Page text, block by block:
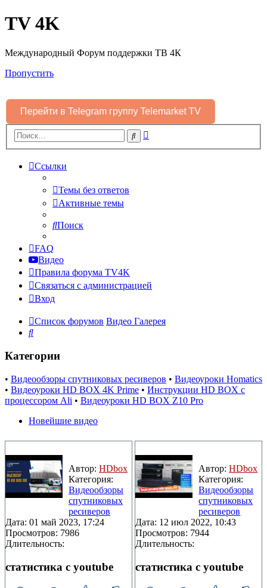
TV 4K
Международный Форум поддержки ТВ 4К
Пропустить
Перейти в Telegram группу Telemarket TV
Поиск
Ссылки
Темы без ответов
Активные темы
Поиск
FAQ
Видео
Правила форума TV4K
Связаться с администрацией
Вход
Список форумов Видео Галерея
Поиск
Категории
• Видеообзоры спутниковых ресиверов • Видеоуроки Homatics
• Видеоуроки HD BOX 4K Prime • Инструкции HD BOX с
процессором Ali • Видеоуроки HD BOX Z10 Pro
Новейшие видео
Автор: HDbox
Категория:
Видеообзоры
спутниковых
ресиверов
Дата: 01 май 2023, 17:24
Просмотров: 7986
Длительность:
статистика с youtube
Автор:HDbox
Категория:
Видеообзоры
спутниковых
ресиверов
Дата: 12 июл 2022, 10:43
Просмотров: 7944
Длительность:
статистика с youtube